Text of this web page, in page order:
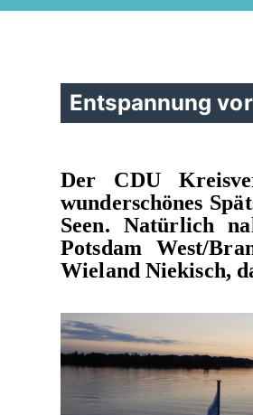
Entspannung
Der CDU
wunderschönes
Seen. Natürlich
Potsdam West/
Wieland Niekisch,